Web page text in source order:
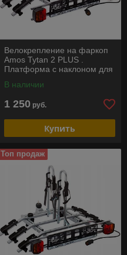
Велокрепление на фаркоп
Amos Tytan 2 PLUS .
Платформа с наклоном для
В наличии
1 250 руб.
Купить
Топ продаж